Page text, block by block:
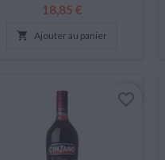
Prix
18,85 €
 Ajouter au panier
favorite_border